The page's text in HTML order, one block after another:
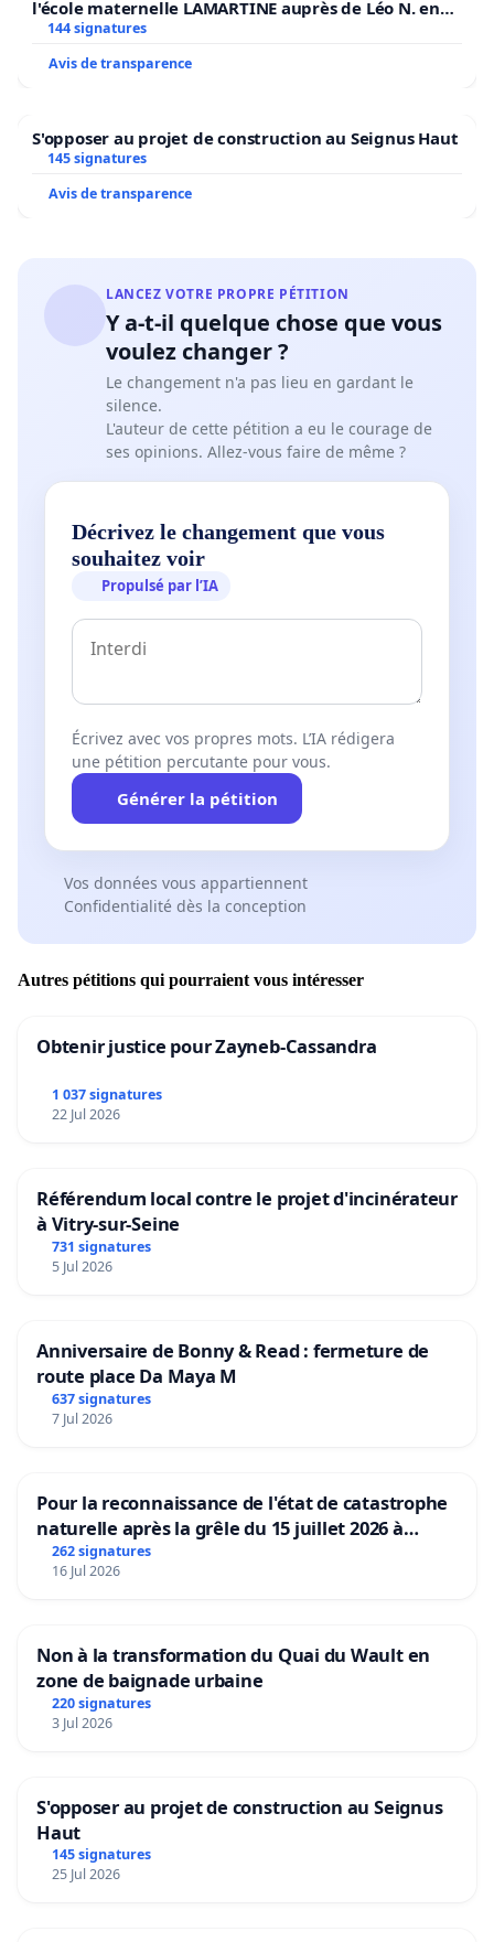
l'école maternelle LAMARTINE auprès de Léo N. en
2026/2027
144 signatures
Avis de transparence
S'opposer au projet de construction au Seignus Haut
145 signatures
Avis de transparence
LANCEZ VOTRE PROPRE PÉTITION
Y a-t-il quelque chose que vous
voulez changer ?
Le changement n'a pas lieu en gardant le
silence.
L'auteur de cette pétition a eu le courage de
ses opinions. Allez-vous faire de même ?
Décrivez le changement que vous
souhaitez voir
Propulsé par l’IA
Écrivez avec vos propres mots. L’IA rédigera
une pétition percutante pour vous.
Générer la pétition
Vos données vous appartiennent
Confidentialité dès la conception
Autres pétitions qui pourraient vous intéresser
Obtenir justice pour Zayneb-Cassandra
1 037 signatures
22 Jul 2026
Référendum local contre le projet d'incinérateur
à Vitry-sur-Seine
731 signatures
5 Jul 2026
Anniversaire de Bonny & Read : fermeture de
route place Da Maya M
637 signatures
7 Jul 2026
Pour la reconnaissance de l'état de catastrophe
naturelle après la grêle du 15 juillet 2026 à
Aubenas et ses alentours
262 signatures
16 Jul 2026
Non à la transformation du Quai du Wault en
zone de baignade urbaine
220 signatures
3 Jul 2026
S'opposer au projet de construction au Seignus
Haut
145 signatures
25 Jul 2026